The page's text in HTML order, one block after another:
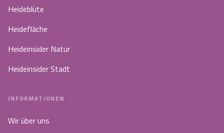
Heideblüte
Heidefläche
Heideinsider Natur
Heideinsider Stadt
INFORMATIONEN
Wir über uns